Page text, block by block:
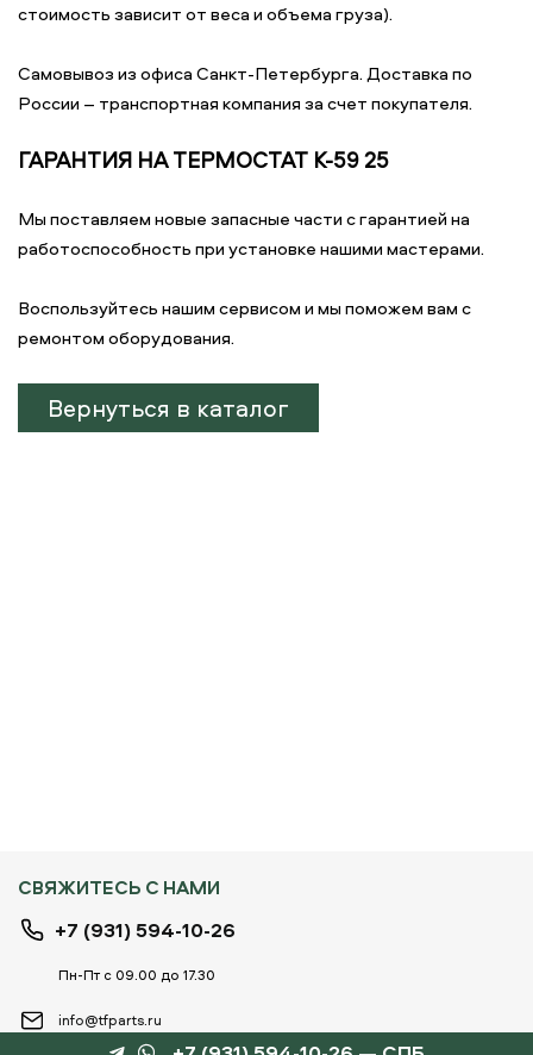
стоимость зависит от веса и объема груза).
Самовывоз из офиса Санкт-Петербурга. Доставка по
России – транспортная компания за счет покупателя.
ГАРАНТИЯ НА ТЕРМОСТАТ К-59 25
Мы поставляем новые запасные части с гарантией на
работоспособность при установке нашими мастерами.
Воспользуйтесь нашим сервисом и мы поможем вам с
ремонтом оборудования.
Вернуться в каталог
СВЯЖИТЕСЬ С НАМИ
+7 (931) 594-10-26
Пн-Пт с 09.00 до 17.30
info@tfparts.ru